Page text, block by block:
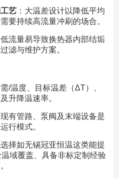
艺：大温差设计以降低平均
要持续高流量冲刷的场合。
流量易导致换热器内部结垢
滤与维护方案。
/温度、目标温差（ΔT）、
升降温速率。
有管路、泵阀及末端设备是
行模式。
选择如无锡冠亚恒温这类能提
域覆盖、具备非标定制经验